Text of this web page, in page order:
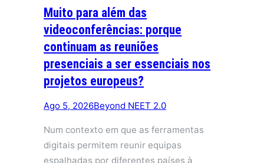
Muito para além das
videoconferências: porque
continuam as reuniões
presenciais a ser essenciais nos
projetos europeus?
Ago 5, 2026Beyond NEET 2.0
Num contexto em que as ferramentas
digitais permitem reunir equipas
espalhadas por diferentes países à